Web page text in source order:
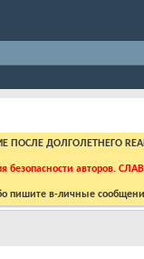
ДОЛГОЛЕТНЕГО
безопасности авторов.
пишите в-личные